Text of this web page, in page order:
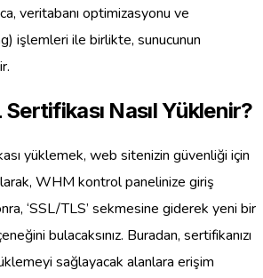
veritabanı optimizasyonu ve
işlemleri ile birlikte, sunucunun
Nasıl Yüklenir?
yüklemek, web sitenizin güvenliği için
WHM kontrol panelinize giriş
‘SSL/TLS’ sekmesine giderek yeni bir
bulacaksınız. Buradan, sertifikanızı
sağlayacak alanlara erişim